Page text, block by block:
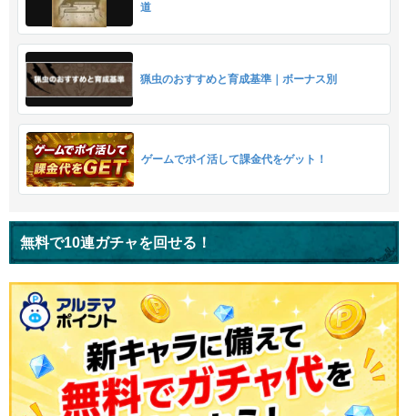
道
猟虫のおすすめと育成基準｜ボーナス別
ゲームでポイ活して課金代をゲット！
無料で10連ガチャを回せる！